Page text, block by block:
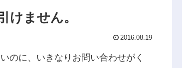
けません。
2016.08.19
のに、いきなりお問い合わせがく